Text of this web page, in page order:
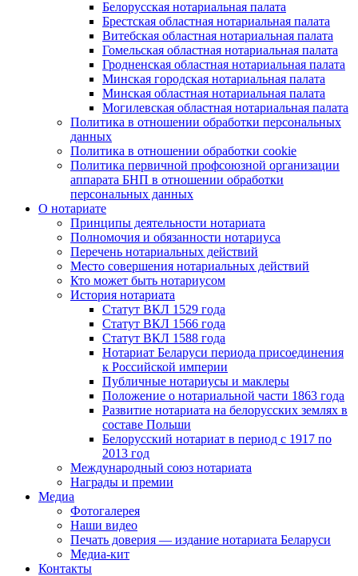
Белорусская нотариальная палата
Брестская областная нотариальная палата
Витебская областная нотариальная палата
Гомельская областная нотариальная палата
Гродненская областная нотариальная палата
Минская городская нотариальная палата
Минская областная нотариальная палата
Могилевская областная нотариальная палата
Политика в отношении обработки персональных
данных
Политика в отношении обработки cookie
Политика первичной профсоюзной организации
аппарата БНП в отношении обработки
персональных данных
О нотариате
Принципы деятельности нотариата
Полномочия и обязанности нотариуса
Перечень нотариальных действий
Место совершения нотариальных действий
Кто может быть нотариусом
История нотариата
Статут ВКЛ 1529 года
Статут ВКЛ 1566 года
Статут ВКЛ 1588 года
Нотариат Беларуси периода присоединения
к Российской империи
Публичные нотариусы и маклеры
Положение о нотариальной части 1863 года
Развитие нотариата на белорусских землях в
составе Польши
Белорусский нотариат в период с 1917 по
2013 год
Международный союз нотариата
Награды и премии
Медиа
Фотогалерея
Наши видео
Печать доверия — издание нотариата Беларуси
Медиа-кит
Контакты